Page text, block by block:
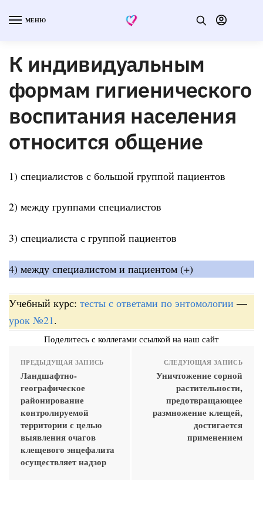
МЕНЮ
К индивидуальным
формам гигиенического
воспитания населения
относится общение
1) специалистов с большой группой пациентов
2) между группами специалистов
3) специалиста с группой пациентов
4) между специалистом и пациентом (+)
Учебный курс: тесты с ответами по энтомологии —
урок №21.
Поделитесь с коллегами ссылкой на наш сайт
ПРЕДЫДУЩАЯ ЗАПИСЬ
Ландшафтно-
географическое
районирование
контролируемой
территории с целью
выявления очагов
клещевого энцефалита
осуществляет надзор
СЛЕДУЮЩАЯ ЗАПИСЬ
Уничтожение сорной
растительности,
предотвращающее
размножение клещей,
достигается
применением